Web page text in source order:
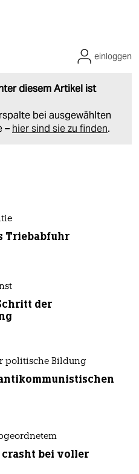
diesem Artikel ist
bei ausgewählten
– hier sind sie zu finden.
einloggen
Triebabfuhr
der
politische Bildung
crasht bei voller